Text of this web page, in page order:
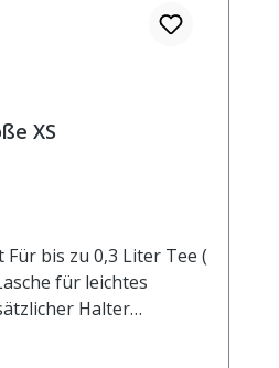
XS
(
für leichtes
Halter